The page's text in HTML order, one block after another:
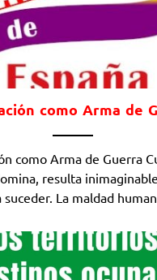
como Arma de
como Arma de Guerra
resulta
suceder. La maldad